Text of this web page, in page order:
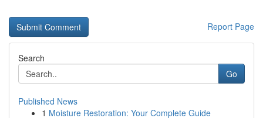
Report Page
Search
Go
Published News
1 Moisture Restoration: Your Complete Guide